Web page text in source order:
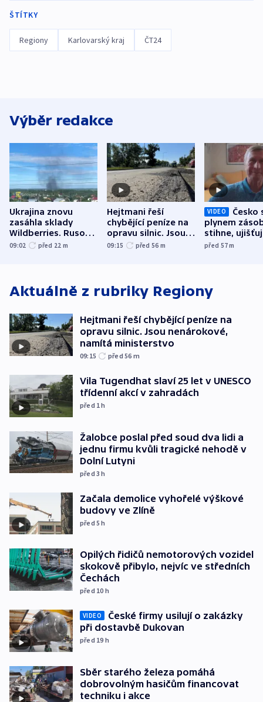
ŠTÍTKY
Regiony Karlovarský kraj ČT24
Výběr redakce
Ukrajina znovu
zasáhla sklady
Wildberries. Rusové
útočili v Charkovské
09:02 před 22 m
Hejtmani řeší
chybějící peníze na
opravu silnic. Jsou
nenárokové, namítá
09:15 před 56 m
VIDEO
Česko
plynem
stihne,
expert.
před 57m
Aktuálně z rubriky Regiony
Hejtmani řeší chybějící peníze na
opravu silnic. Jsou nenárokové,
namítá ministerstvo
09:15 před 56 m
Vila Tugendhat slaví 25 let v UNESCO
třídenní akcí v zahradách
před 1h
Žalobce poslal před soud dva lidi a
jednu firmu kvůli tragické nehodě v
Dolní Lutyni
před 3h
Začala demolice vyhořelé výškové
budovy ve Zlíně
před 5h
Opilých řidičů nemotorových vozidel
skokově přibylo, nejvíc ve středních
Čechách
před 10 h
VIDEO
České firmy usilují o zakázky
při dostavbě Dukovan
před 19 h
Sběr starého železa pomáhá
dobrovolným hasičům financovat
techniku i akce